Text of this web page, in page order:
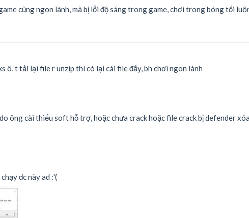
cũng ngon lành, mà bị lỗi độ sáng trong game, chơi trong bóng tối
ô, t tải lại file r unzip thì có lại cái file đấy, bh chơi ngon lành
ông cài thiếu soft hỗ trợ, hoặc chưa crack hoặc file crack bị defender xóa
đc này ad :'(